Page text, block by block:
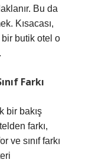
Bu da
Kısacası,
butik otel o
Farkı
bir bakış
farkı,
ve sınıf farkı